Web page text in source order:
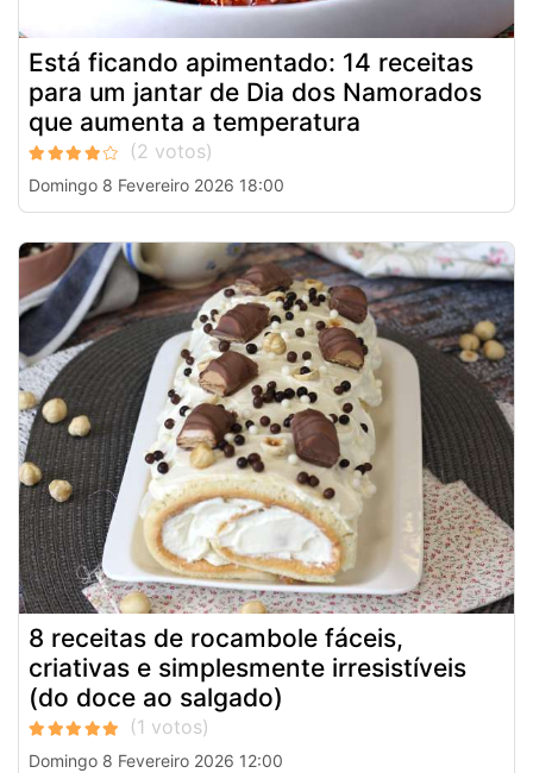
Está ficando apimentado: 14 receitas
para um jantar de Dia dos Namorados
que aumenta a temperatura
Domingo 8 Fevereiro 2026 18:00
8 receitas de rocambole fáceis,
criativas e simplesmente irresistíveis
(do doce ao salgado)
Domingo 8 Fevereiro 2026 12:00